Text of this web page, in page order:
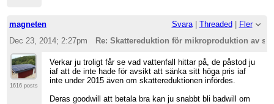
magneten Svara| Threaded | Fler
Dec 23, 2014; 2:27pm
Re: Skattereduktion för mikroproduktion av
1616 posts
Verkar ju troligt får se vad vattenfall hittar på, de påstod ju
iaf att de inte hade för avsikt att sänka sitt höga pris iaf
inte under 2015 även om skattereduktionen infördes.
Deras goodwill att betala bra kan ju snabbt bli badwill om